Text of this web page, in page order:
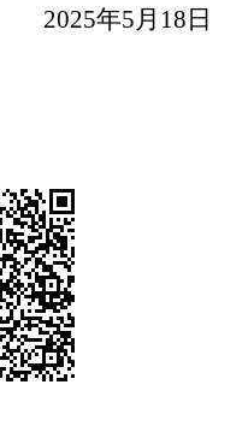
2025年5月18日